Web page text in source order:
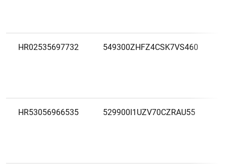
HR02535697732 549300ZHFZ4CSK7VS460
HR53056966535 529900I1UZV70CZRAU55